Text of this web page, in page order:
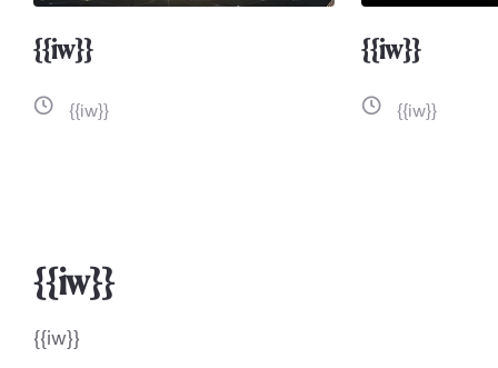
{{iw}}
{{iw}}
{{iw}}
{{iw}}
{{iw}}
{{iw}}